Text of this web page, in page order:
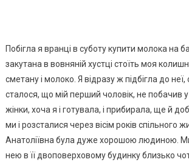
Побігла я вранці в суботу купити молока на
закутана в вовняній хустці стоїть моя
сметану і молоко. Я відразу ж підбігла до неї,
сталося, що мій перший чоловік, не побачив
жінки, хоча я і готувала, і прибирала, ще й
ми і розсталися через вісім років спільного
Анатоліївна була дуже хорошою людиною.
нею в її двоповерховому будинку близько